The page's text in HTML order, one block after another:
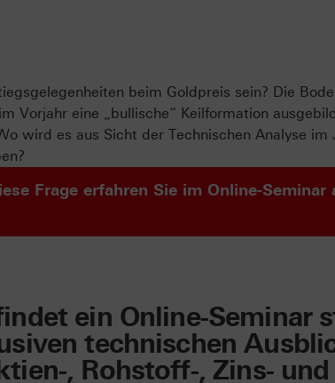
beim Goldpreis sein? Die
Vorjahr eine „bullische“ Keilformation
wird es aus Sicht der Technischen Analyse im
Frage erfahren Sie im Online-
ein Online-Seminar
technischen
, Rohstoff-, Zins-